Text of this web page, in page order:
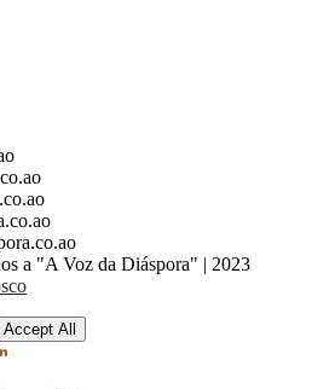
a "A Voz da Diáspora" | 2023
Accept All